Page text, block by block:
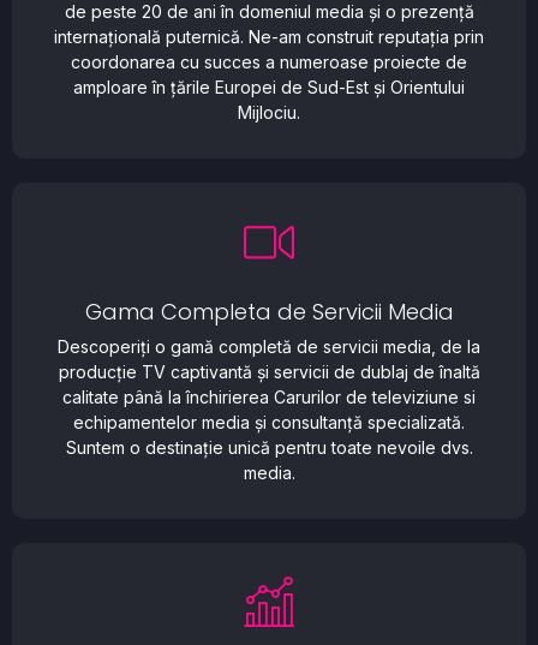
de peste 20 de ani în domeniul media și o prezență
internațională puternică. Ne-am construit reputația prin
coordonarea cu succes a numeroase proiecte de
amploare în țările Europei de Sud-Est și Orientului
Mijlociu.
Gama Completa de Servicii Media
Descoperiți o gamă completă de servicii media, de la
producție TV captivantă și servicii de dublaj de înaltă
calitate până la închirierea Carurilor de televiziune si
echipamentelor media și consultanță specializată.
Suntem o destinație unică pentru toate nevoile dvs.
media.